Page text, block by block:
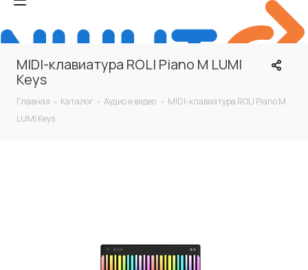
MIDI-клавиатура ROLI Piano M LUMI
Keys
Главная - Каталог - Аудио и видео - MIDI-клавиатура ROLI Piano M
LUMI Keys